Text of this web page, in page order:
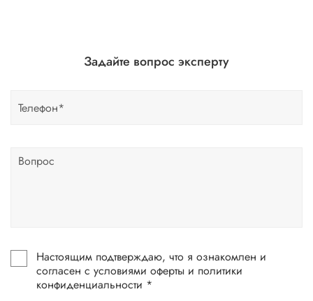
Задайте вопрос эксперту
Настоящим подтверждаю, что я ознакомлен и
согласен с условиями оферты и политики
конфиденциальности *